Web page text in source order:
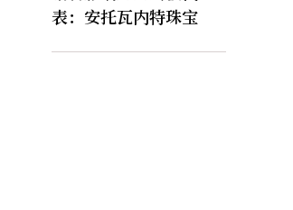
表：安托瓦内特珠宝